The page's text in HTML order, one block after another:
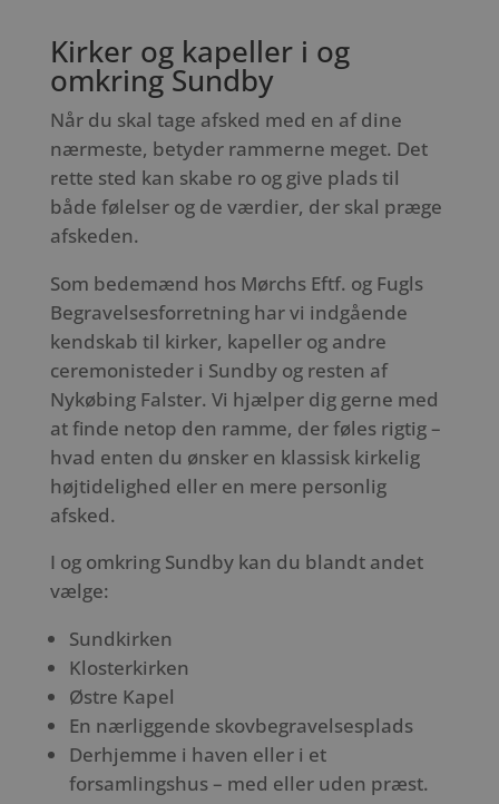
Kirker og kapeller i og
omkring Sundby
Når du skal tage afsked med en af dine
nærmeste, betyder rammerne meget. Det
rette sted kan skabe ro og give plads til
både følelser og de værdier, der skal præge
afskeden.
Som bedemænd hos Mørchs Eftf. og Fugls
Begravelsesforretning har vi indgående
kendskab til kirker, kapeller og andre
ceremonisteder i Sundby og resten af
Nykøbing Falster. Vi hjælper dig gerne med
at finde netop den ramme, der føles rigtig –
hvad enten du ønsker en klassisk kirkelig
højtidelighed eller en mere personlig
afsked.
I og omkring Sundby kan du blandt andet
vælge:
Sundkirken
Klosterkirken
Østre Kapel
En nærliggende skovbegravelsesplads
Derhjemme i haven eller i et
forsamlingshus – med eller uden præst.